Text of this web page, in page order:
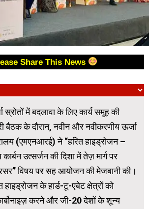
Share This News
स्रोतों में बदलावा के लिए कार्य समूह की
बैठक के दौरान, नवीन और नवीकरणीय ऊर्जा
(एमएनआरई) ने “हरित हाइड्रोजन –
उत्सर्जन की दिशा में तेज़ मार्ग पर
विषय पर सह आयोजन की मेजबानी की।
हाइड्रोजन के हार्ड-टू-एबेट क्षेत्रों को
करने और जी-20 देशों के शून्य